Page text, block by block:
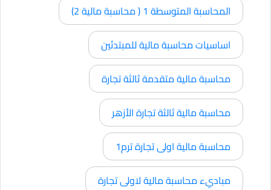
المحاسبة المتوسطة 1 ( محاسبة مالية 2)
اساسيات محاسبة مالية للمبتدئين
محاسبة مالية متقدمة ثالثة تجارة
محاسبة مالية ثالثة تجارة الأزهر
محاسبة مالية اولى تجارة ترم1
مباديء محاسبة مالية لاولى تجارة